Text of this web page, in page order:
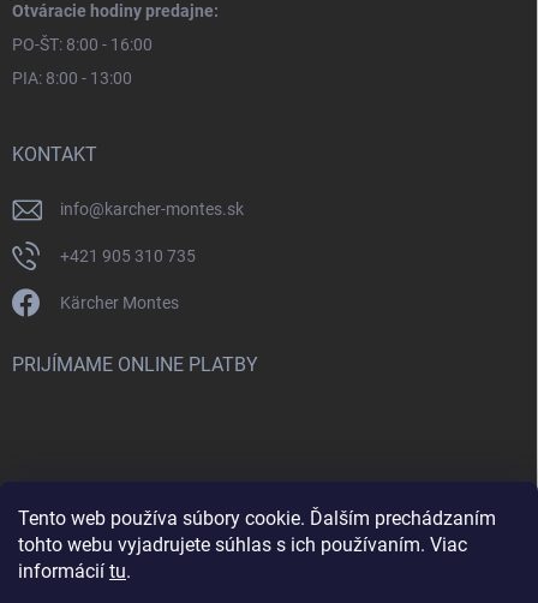
Tento web používa súbory cookie. Ďalším prechádzaním
tohto webu vyjadrujete súhlas s ich používaním. Viac
informácií tu.
Otváracie hodiny predajne:
PO-ŠT: 8:00 - 16:00
PIA: 8:00 - 13:00
KONTAKT
info@karcher-montes.sk
+421 905 310 735
Kärcher Montes
PRIJÍMAME ONLINE PLATBY
Nenašli ste čo ste hľadali? Máte záujem o inú značku? Skúste
navštíviť aj našu stránku Montclean.sk